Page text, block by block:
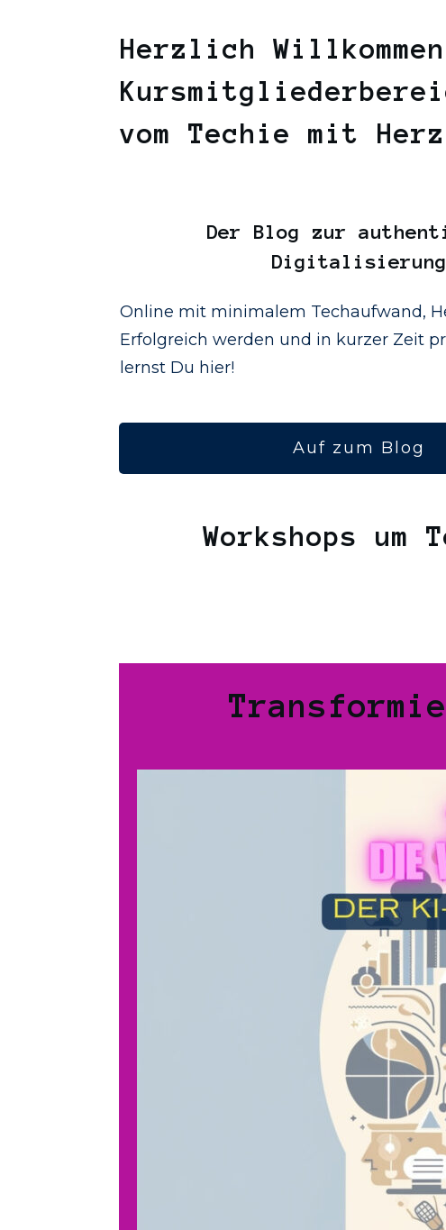
Herzlich Willkommen
vom Techie mit
Der Blog zur
Digitalisierung
Online mit minimalem Techaufwand,
Erfolgreich werden und in kurzer Zeit
lernst Du hier!
Auf zum Blog
Workshops